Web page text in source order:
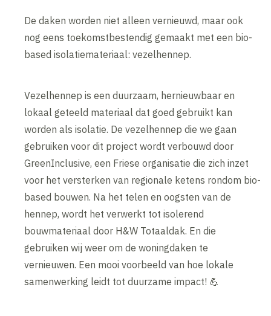
De daken worden niet alleen vernieuwd, maar ook
nog eens toekomstbestendig gemaakt met een bio-
based isolatiemateriaal: vezelhennep.
Vezelhennep is een duurzaam, hernieuwbaar en
lokaal geteeld materiaal dat goed gebruikt kan
worden als isolatie. De vezelhennep die we gaan
gebruiken voor dit project wordt verbouwd door
GreenInclusive, een Friese organisatie die zich inzet
voor het versterken van regionale ketens rondom bio-
based bouwen. Na het telen en oogsten van de
hennep, wordt het verwerkt tot isolerend
bouwmateriaal door H&W Totaaldak. En die
gebruiken wij weer om de woningdaken te
vernieuwen. Een mooi voorbeeld van hoe lokale
samenwerking leidt tot duurzame impact! 💪